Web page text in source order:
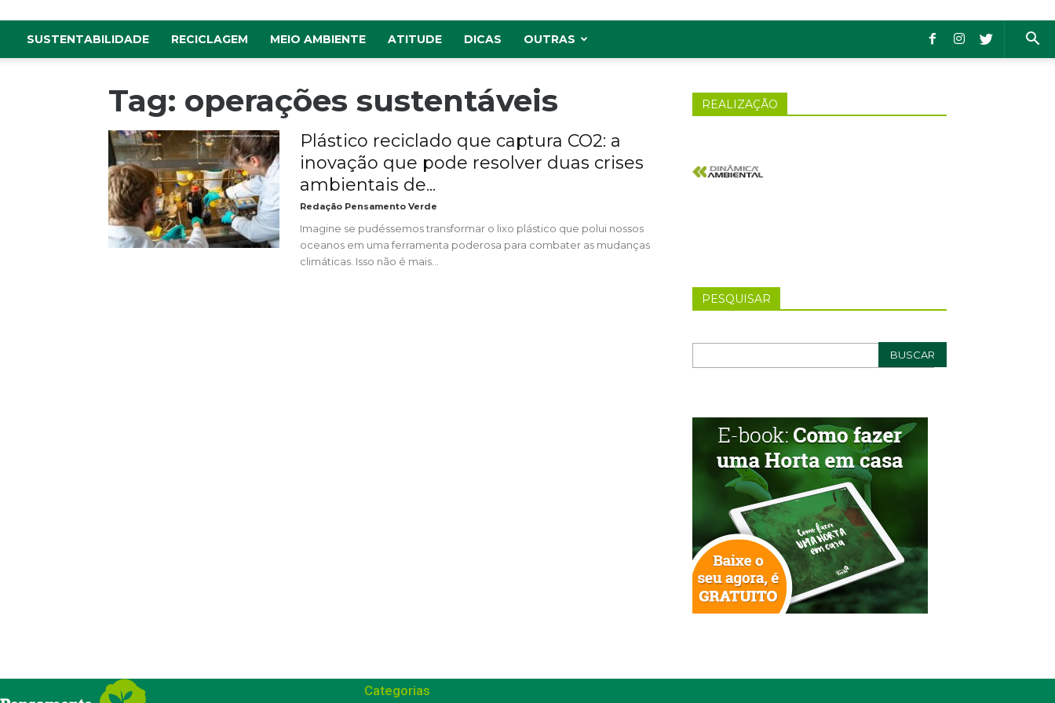
SUSTENTABILIDADE RECICLAGEM MEIO AMBIENTE ATITUDE DICAS OUTRAS
Tag: operações sustentáveis
Plástico reciclado que captura CO2: a
inovação que pode resolver duas crises
ambientais de...
Redação Pensamento Verde
Imagine se pudéssemos transformar o lixo plástico que polui nossos
oceanos em uma ferramenta poderosa para combater as mudanças
climáticas. Isso não é mais...
REALIZAÇÃO
PESQUISAR
Categorias